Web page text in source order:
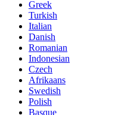
Greek
Turkish
Italian
Danish
Romanian
Indonesian
Czech
Afrikaans
Swedish
Polish
Basque